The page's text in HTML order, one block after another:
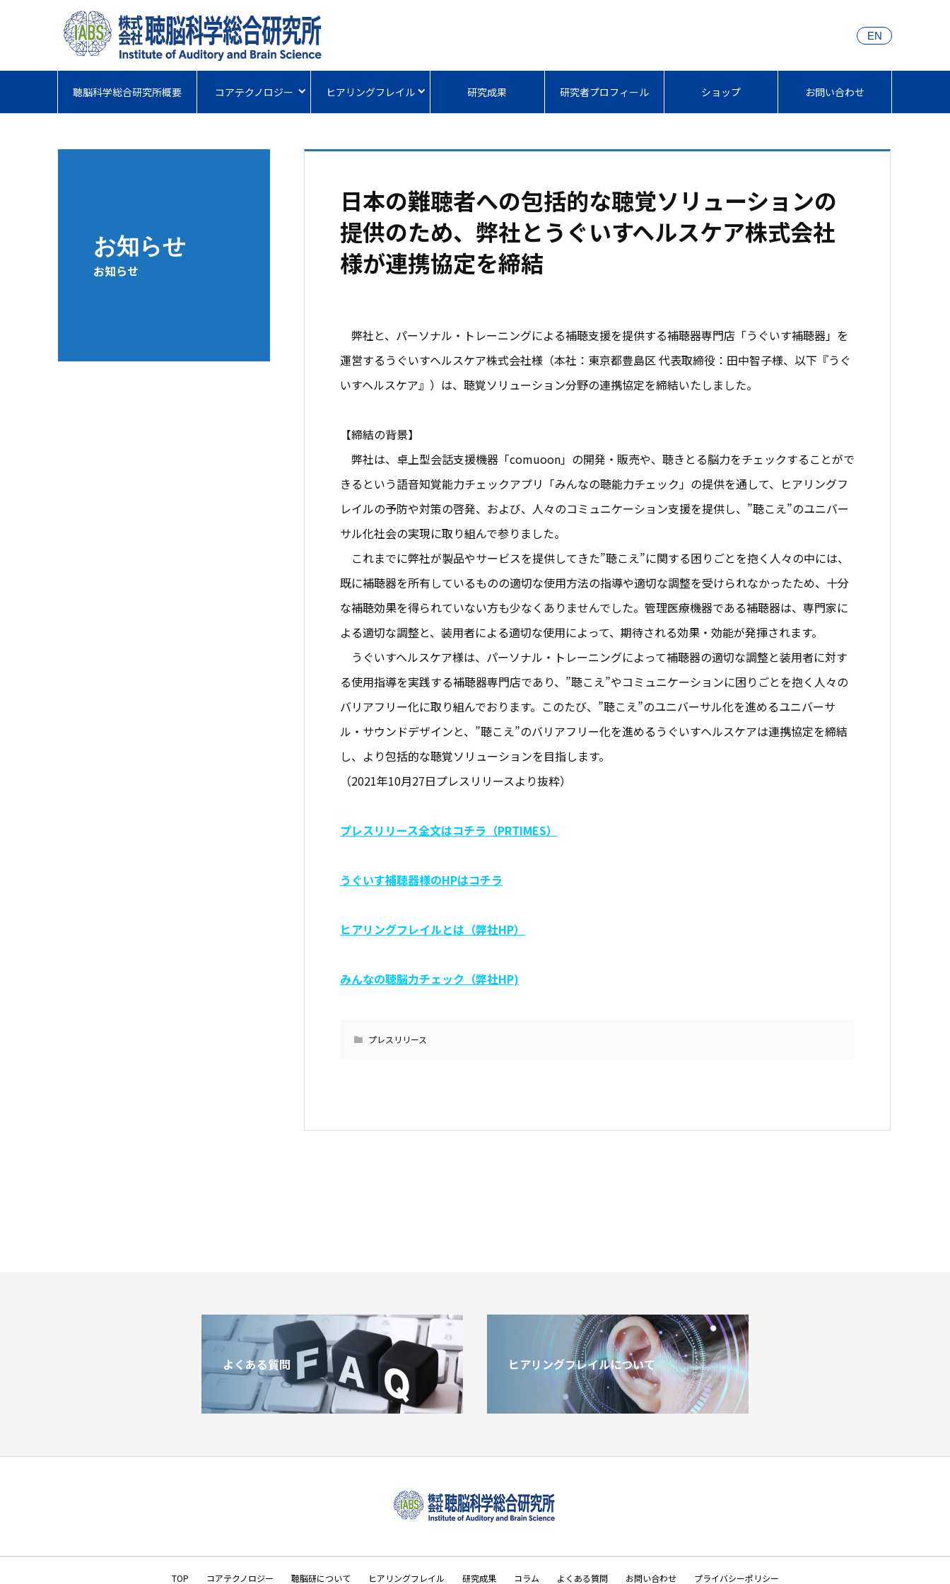
EN
聴脳科学総合研究所概要 コアテクノロジー ヒアリングフレイル 研究成果 研究者プロフィール ショップ お問い合わせ
お知らせ
お知らせ
日本の難聴者への包括的な聴覚ソリューションの
提供のため、弊社とうぐいすヘルスケア株式会社
様が連携協定を締結
弊社と、パーソナル・トレーニングによる補聴支援を提供する補聴器専門店「うぐいす補聴器」を
運営するうぐいすヘルスケア株式会社様（本社：東京都豊島区 代表取締役：田中智子様、以下『うぐ
いすヘルスケア』）は、聴覚ソリューション分野の連携協定を締結いたしました。
【締結の背景】
弊社は、卓上型会話支援機器「comuoon」の開発・販売や、聴きとる脳力をチェックすることがで
きるという語音知覚能力チェックアプリ「みんなの聴能力チェック」の提供を通して、ヒアリングフ
レイルの予防や対策の啓発、および、人々のコミュニケーション支援を提供し、”聴こえ”のユニバー
サル化社会の実現に取り組んで参りました。
これまでに弊社が製品やサービスを提供してきた”聴こえ”に関する困りごとを抱く人々の中には、
既に補聴器を所有しているものの適切な使用方法の指導や適切な調整を受けられなかったため、十分
な補聴効果を得られていない方も少なくありませんでした。管理医療機器である補聴器は、専門家に
よる適切な調整と、装用者による適切な使用によって、期待される効果・効能が発揮されます。
うぐいすヘルスケア様は、パーソナル・トレーニングによって補聴器の適切な調整と装用者に対す
る使用指導を実践する補聴器専門店であり、”聴こえ”やコミュニケーションに困りごとを抱く人々の
バリアフリー化に取り組んでおります。このたび、”聴こえ”のユニバーサル化を進めるユニバーサ
ル・サウンドデザインと、”聴こえ”のバリアフリー化を進めるうぐいすヘルスケアは連携協定を締結
し、より包括的な聴覚ソリューションを目指します。
（2021年10月27日プレスリリースより抜粋）
プレスリリース全文はコチラ（PRTIMES）
うぐいす補聴器様のHPはコチラ
ヒアリングフレイルとは（弊社HP）
みんなの聴脳力チェック（弊社HP)
プレスリリース
よくある質問 ヒアリングフレイルについて
TOP コアテクノロジー 聴脳研について ヒアリングフレイル 研究成果 コラム よくある質問 お問い合わせ プライバシーポリシー